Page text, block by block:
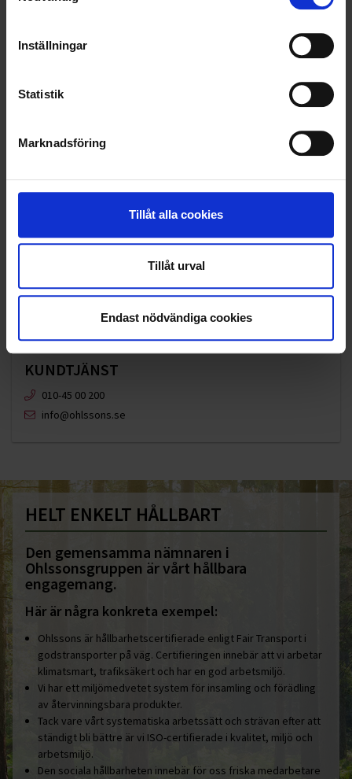
Inställningar
Statistik
Marknadsföring
Tillåt alla cookies
Tillåt urval
Endast nödvändiga cookies
KUNDTJÄNST
010-45 00 200​
info@ohlssons.se
HELT ENKELT HÅLLBART
Den gemensamma nämnaren i
Ohlssonsgruppen är vårt hållbara
engagemang.
Här är några konkreta exempel:
Ohlssons är hållbarhetscertifierade enligt Fair Transport i
godstransporter på väg. Certifieringen innebär att vi arbetar
klimatsmart, trafiksäkert och har en god arbetsmiljö.
Vi har ett miljömedvetet system för insamling och förädling
av återvinningsbara produkter.
Tack vare vårt systematiska arbetssätt och strävan efter att
ständigt bli bättre är vi ISO-certifierade i kvalitet, miljö och
arbetsmiljö.
Den sociala hållbarheten innebär för oss friska medarbetare